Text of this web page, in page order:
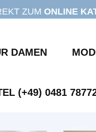
ZUM ONLINE
DAMEN
(+49) 0481